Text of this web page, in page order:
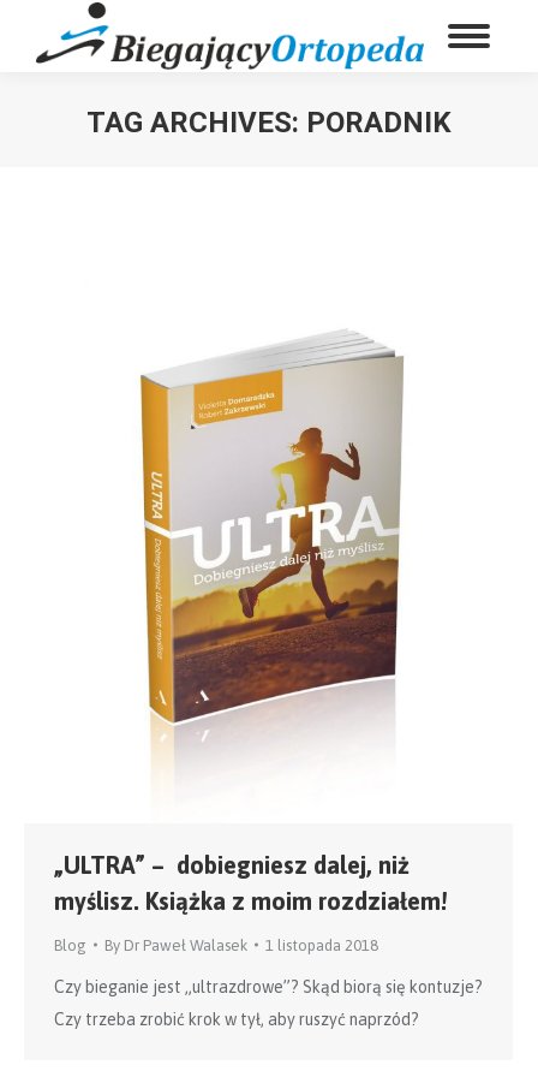
TAG ARCHIVES: PORADNIK
„ULTRA” – dobiegniesz dalej, niż
myślisz. Książka z moim rozdziałem!
Blog By Dr Paweł Walasek 1 listopada 2018
Czy bieganie jest „ultrazdrowe”? Skąd biorą się kontuzje?
Czy trzeba zrobić krok w tył, aby ruszyć naprzód?